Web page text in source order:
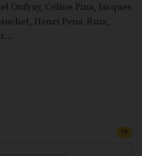
Onfray, Céline Pina, Jacques
Henri Pena-Ruiz,
FP